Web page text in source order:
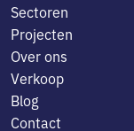
Sectoren
Projecten
Over ons
Verkoop
Blog
Contact